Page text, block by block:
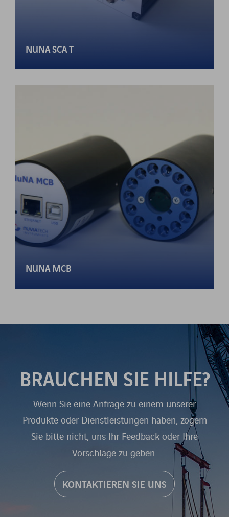
NUNA SCA T
NUNA MCB
BRAUCHEN SIE HILFE?
Wenn Sie eine Anfrage zu einem unserer
Produkte oder Dienstleistungen haben, zögern
Sie bitte nicht, uns Ihr Feedback oder Ihre
Vorschläge zu geben.
KONTAKTIEREN SIE UNS